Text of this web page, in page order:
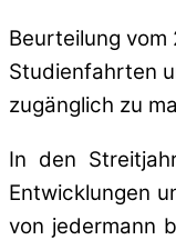
Beurteilung
Studienfahrten
zugänglich zu
In den
Entwicklungen
von jedermann